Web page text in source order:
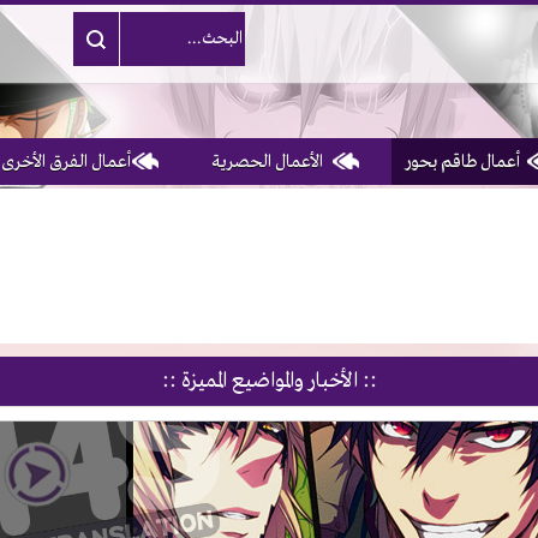
أعمال طاقم بحور الأعمال الحصرية أعمال الفرق الأخرى
:: الأخبار والمواضيع المميزة ::